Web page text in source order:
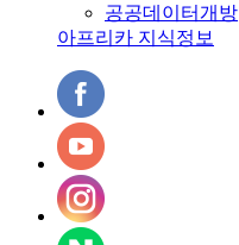
공공데이터개방
아프리카 지식정보